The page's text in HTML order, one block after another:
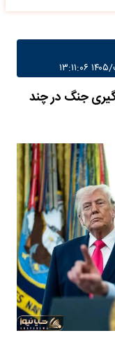
جنگ در چند